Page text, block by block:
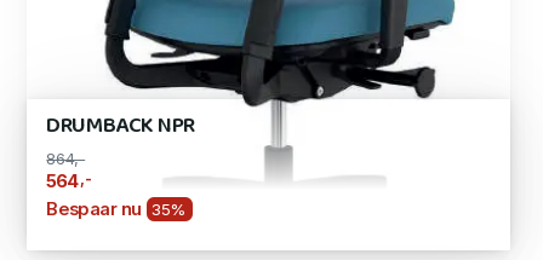
DRUMBACK NPR
864,-
564,-
Bespaar nu 35%